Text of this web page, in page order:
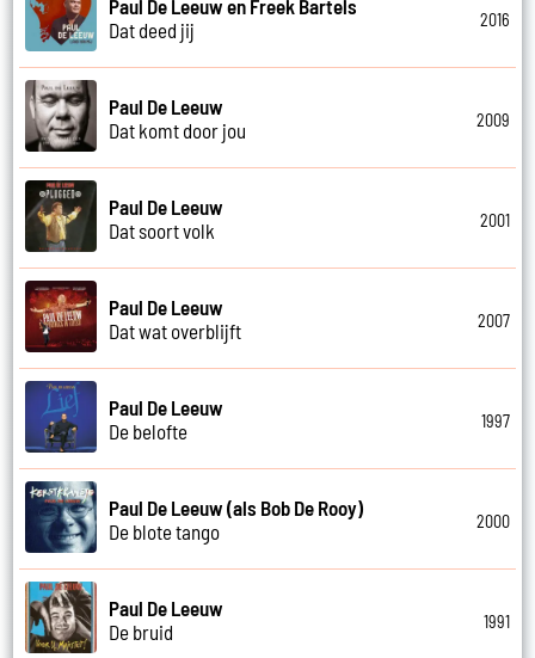
Paul De Leeuw en Freek Bartels
Dat deed jij
2016
Paul De Leeuw
Dat komt door jou
2009
Paul De Leeuw
Dat soort volk
2001
Paul De Leeuw
Dat wat overblijft
2007
Paul De Leeuw
De belofte
1997
Paul De Leeuw (als Bob De Rooy)
De blote tango
2000
Paul De Leeuw
De bruid
1991